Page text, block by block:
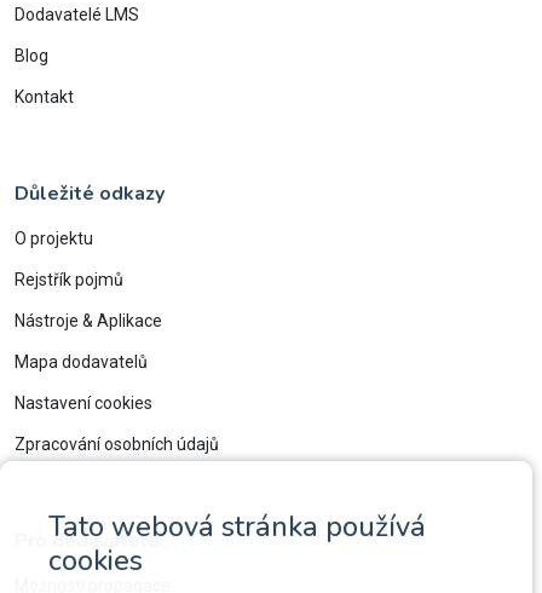
Tato webová stránka používá
cookies
Dodavatelé LMS
Blog
Kontakt
Důležité odkazy
O projektu
Rejstřík pojmů
Nástroje & Aplikace
Mapa dodavatelů
Nastavení cookies
Zpracování osobních údajů
Pro dodavatele